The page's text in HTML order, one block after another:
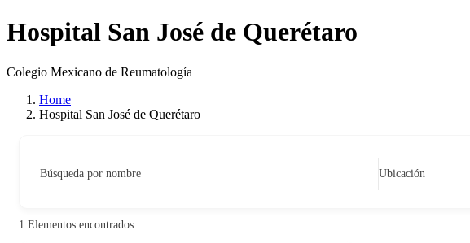
Hospital San José de Querétaro
Colegio Mexicano de Reumatología
Home
Hospital San José de Querétaro
Búsqueda por nombre Ubicación
1 Elementos encontrados